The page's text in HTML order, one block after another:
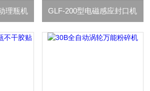
理瓶机 GLF-200型电磁感应封口机